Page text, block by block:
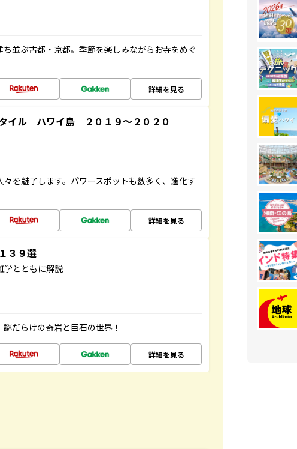
並ぶ古都・京都。季節を楽しみながらお寺をめぐ
詳細を見る
イル ハワイ島 ２０１９～２０２０
を魅了します。パワースポットも数多く、進化す
詳細を見る
３９選
学とともに解説
だらけの奇岩と巨石の世界！
詳細を見る